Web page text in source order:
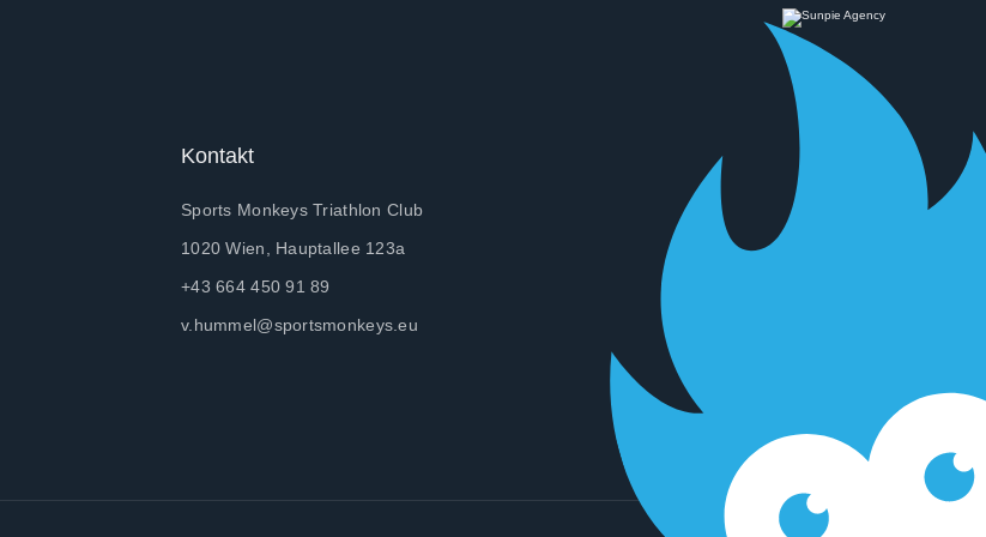
Kontakt
Sports Monkeys Triathlon Club
1020 Wien, Hauptallee 123a
+43 664 450 91 89
v.hummel@sportsmonkeys.eu